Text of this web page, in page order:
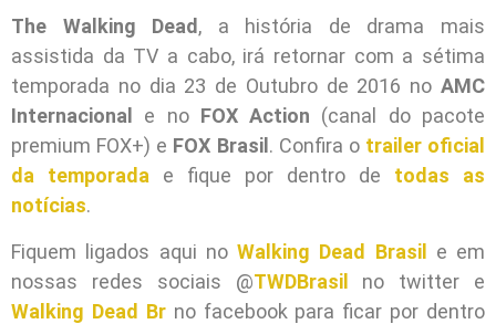
The Walking Dead, a história de drama mais
assistida da TV a cabo, irá retornar com a sétima
temporada no dia 23 de Outubro de 2016 no AMC
Internacional
e no FOX Action (canal do pacote
premium FOX+) e FOX Brasil . Confira o trailer oficial
da temporada e fique por dentro de todas as
notícias.
Fiquem ligados aqui no Walking Dead Brasil e em
nossas redes sociais @TWDBrasil no twitter e
Walking Dead Brno facebook para ficar por dentro